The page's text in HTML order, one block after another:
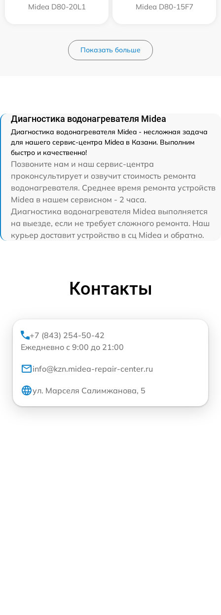
Midea D80-20L1 Midea D80-15F7
Показать больше
Диагностика водонагревателя Midea
Диагностика водонагревателя Midea - несложная задача
для нашего сервис-центра Midea в Казани. Выполним
быстро и качественно!
Позвоните нам и наш сервис-центра
проконсультирует и озвучит стоимость ремонта
водонагревателя. Среднее время ремонта устройств
Midea в нашем сервисном - 2 часа.
Диагностика водонагревателя Midea выполняется
на выезде, если не требует сложного ремонта. Наш
курьер доставит устройство в сц Midea и обратно.
Контакты
+7 (843) 254-50-42
Ежедневно с 9:00 до 21:00
info@kzn.midea-repair-center.ru
ул. Марселя Салимжанова, 5